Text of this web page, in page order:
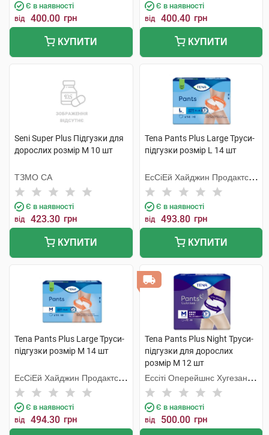
Є в наявності
від 400.00 грн
КУПИТИ
Є в наявності
від 400.40 грн
КУПИТИ
Seni Super Plus Підгузки для
дорослих розмір M 10 шт
ТЗМО СА
Є в наявності
від 423.30 грн
КУПИТИ
Tena Pants Plus Large Труси-
підгузки розмір L 14 шт
ЕсСіЕй Хайджин Продактс
Хугезанд
Є в наявності
від 493.80 грн
КУПИТИ
Tena Pants Plus Large Труси-
підгузки розмір M 14 шт
ЕсСіЕй Хайджин Продактс
Хугезанд
Є в наявності
від 494.30 грн
Tena Pants Plus Night Труси-
підгузки для дорослих
розмір M 12 шт
Ессіті Оперейшнс Хугезанд
Б.В.
Є в наявності
від 500.00 грн